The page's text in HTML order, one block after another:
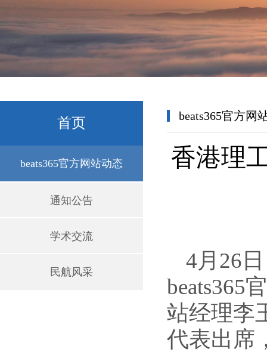
首页
beats365官方网站动态
通知公告
学术交流
民航风采
beats365官方网
香港理
4月26
beats365
站经理李
代表出席